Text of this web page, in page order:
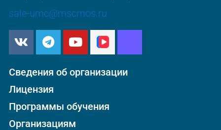
sale-umc@mscmos.ru
Сведения об организации
Лицензия
Программы обучения
Организациям